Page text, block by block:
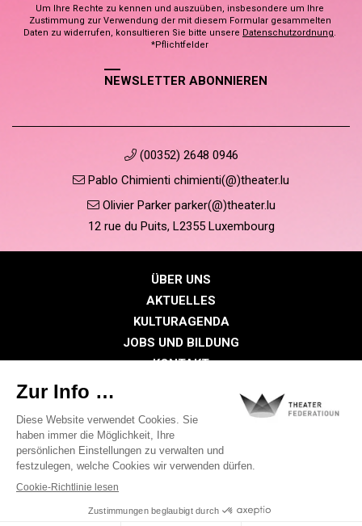
Um Ihre Rechte zu kennen und auszuüben, insbesondere um Ihre
Zustimmung zur Verwendung der mit diesem Formular gesammelten
Daten zu widerrufen, konsultieren Sie bitte unsere Datenschutzordnung.
*Pflichtfelder
NEWSLETTER ABONNIEREN
(00352) 2648 0946
Pablo Chimienti chimienti(@)theater.lu
Olivier Parker parker(@)theater.lu
12 rue du Puits, L2355 Luxembourg
ÜBER UNS
AKTUELLES
KULTURAGENDA
JOBS UND BILDUNG
KONTAKT
MITGLIEDERBEREICH
Datenschutzrichtlinie
Cookie-Richtlinien